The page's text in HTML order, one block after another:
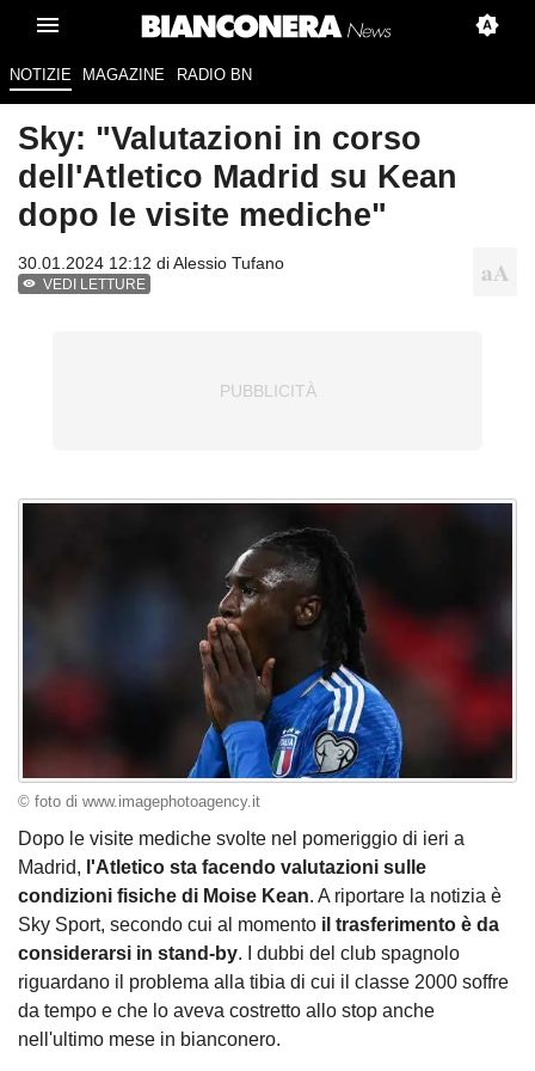
NOTIZIE MAGAZINE RADIO BN
Sky: "Valutazioni in corso
dell'Atletico Madrid su Kean
dopo le visite mediche"
30.01.2024 12:12 diAlessio Tufano
VEDI LETTURE
© foto di www.imagephotoagency.it
Dopo le visite mediche svolte nel pomeriggio di ieri a
Madrid, l'Atletico sta facendo valutazioni sulle
condizioni fisiche di Moise Kean. A riportare la notizia è
Sky Sport, secondo cui al momento il trasferimento è da
considerarsi in stand-by. I dubbi del club spagnolo
riguardano il problema alla tibia di cui il classe 2000 soffre
da tempo e che lo aveva costretto allo stop anche
nell'ultimo mese in bianconero.